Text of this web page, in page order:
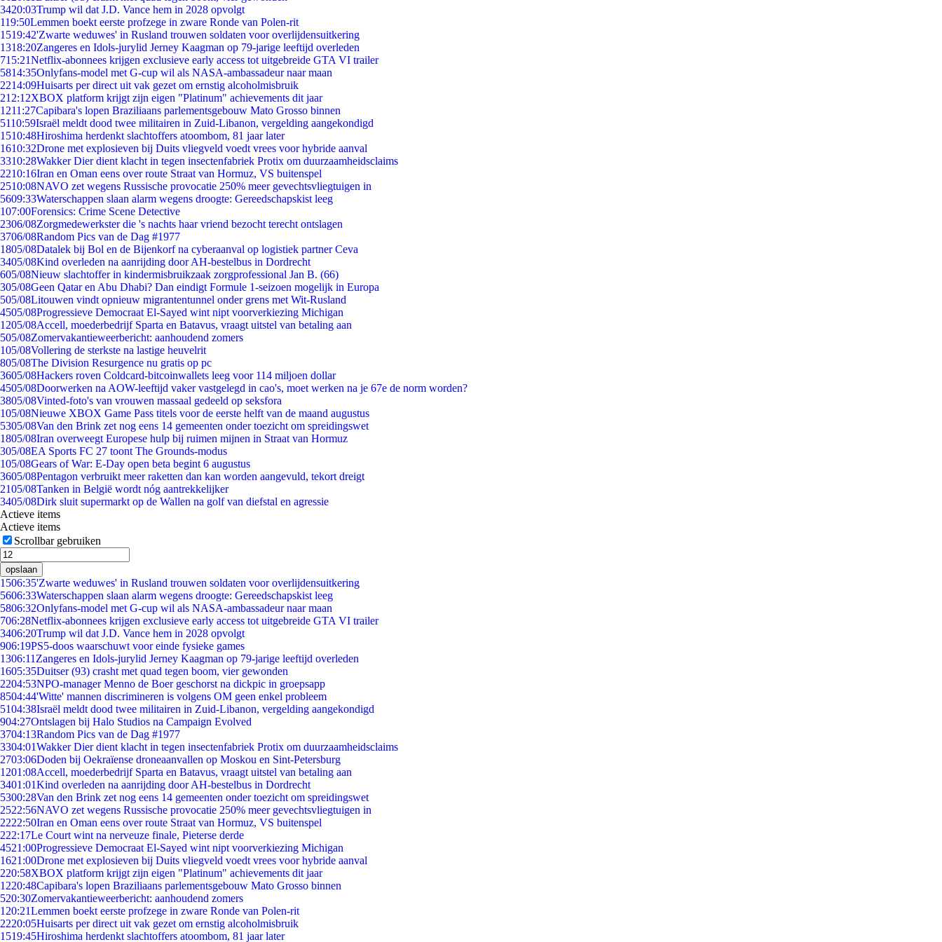
3420:03Trump wil dat J.D. Vance hem in 2028 opvolgt
119:50Lemmen boekt eerste profzege in zware Ronde van Polen-rit
1519:42'Zwarte weduwes' in Rusland trouwen soldaten voor overlijdensuitkering
1318:20Zangeres en Idols-jurylid Jerney Kaagman op 79-jarige leeftijd overleden
715:21Netflix-abonnees krijgen exclusieve early access tot uitgebreide GTA VI trailer
5814:35Onlyfans-model met G-cup wil als NASA-ambassadeur naar maan
2214:09Huisarts per direct uit vak gezet om ernstig alcoholmisbruik
212:12XBOX platform krijgt zijn eigen "Platinum" achievements dit jaar
1211:27Capibara's lopen Braziliaans parlementsgebouw Mato Grosso binnen
5110:59Israël meldt dood twee militairen in Zuid-Libanon, vergelding aangekondigd
1510:48Hiroshima herdenkt slachtoffers atoombom, 81 jaar later
1610:32Drone met explosieven bij Duits vliegveld voedt vrees voor hybride aanval
3310:28Wakker Dier dient klacht in tegen insectenfabriek Protix om duurzaamheidsclaims
2210:16Iran en Oman eens over route Straat van Hormuz, VS buitenspel
2510:08NAVO zet wegens Russische provocatie 250% meer gevechtsvliegtuigen in
5609:33Waterschappen slaan alarm wegens droogte: Gereedschapskist leeg
107:00Forensics: Crime Scene Detective
2306/08Zorgmedewerkster die 's nachts haar vriend bezocht terecht ontslagen
3706/08Random Pics van de Dag #1977
1805/08Datalek bij Bol en de Bijenkorf na cyberaanval op logistiek partner Ceva
3405/08Kind overleden na aanrijding door AH-bestelbus in Dordrecht
605/08Nieuw slachtoffer in kindermisbruikzaak zorgprofessional Jan B. (66)
305/08Geen Qatar en Abu Dhabi? Dan eindigt Formule 1-seizoen mogelijk in Europa
505/08Litouwen vindt opnieuw migrantentunnel onder grens met Wit-Rusland
4505/08Progressieve Democraat El-Sayed wint nipt voorverkiezing Michigan
1205/08Accell, moederbedrijf Sparta en Batavus, vraagt uitstel van betaling aan
505/08Zomervakantieweerbericht: aanhoudend zomers
105/08Vollering de sterkste na lastige heuvelrit
805/08The Division Resurgence nu gratis op pc
3605/08Hackers roven Coldcard-bitcoinwallets leeg voor 114 miljoen dollar
4505/08Doorwerken na AOW-leeftijd vaker vastgelegd in cao's, moet werken na je 67e de norm worden?
3805/08Vinted-foto's van vrouwen massaal gedeeld op seksfora
105/08Nieuwe XBOX Game Pass titels voor de eerste helft van de maand augustus
5305/08Van den Brink zet nog eens 14 gemeenten onder toezicht om spreidingswet
1805/08Iran overweegt Europese hulp bij ruimen mijnen in Straat van Hormuz
305/08EA Sports FC 27 toont The Grounds-modus
105/08Gears of War: E-Day open beta begint 6 augustus
3605/08Pentagon verbruikt meer raketten dan kan worden aangevuld, tekort dreigt
2105/08Tanken in België wordt nóg aantrekkelijker
3405/08Dirk sluit supermarkt op de Wallen na golf van diefstal en agressie
Actieve items
Actieve items
Scrollbar gebruiken
opslaan
1506:35'Zwarte weduwes' in Rusland trouwen soldaten voor overlijdensuitkering
5606:33Waterschappen slaan alarm wegens droogte: Gereedschapskist leeg
5806:32Onlyfans-model met G-cup wil als NASA-ambassadeur naar maan
706:28Netflix-abonnees krijgen exclusieve early access tot uitgebreide GTA VI trailer
3406:20Trump wil dat J.D. Vance hem in 2028 opvolgt
906:19PS5-doos waarschuwt voor einde fysieke games
1306:11 Zangeres en Idols-jurylid Jerney Kaagman op 79-jarige leeftijd overleden
1605:35Duitser (93) crasht met quad tegen boom, vier gewonden
2204:53NPO-manager Menno de Boer geschorst na dickpic in groepsapp
8504:44'Witte' mannen discrimineren is volgens OM geen enkel probleem
5104:38Israël meldt dood twee militairen in Zuid-Libanon, vergelding aangekondigd
904:27Ontslagen bij Halo Studios na Campaign Evolved
3704:13Random Pics van de Dag #1977
3304:01Wakker Dier dient klacht in tegen insectenfabriek Protix om duurzaamheidsclaims
2703:06Doden bij Oekraïense droneaanvallen op Moskou en Sint-Petersburg
1201:08Accell, moederbedrijf Sparta en Batavus, vraagt uitstel van betaling aan
3401:01Kind overleden na aanrijding door AH-bestelbus in Dordrecht
5300:28Van den Brink zet nog eens 14 gemeenten onder toezicht om spreidingswet
2522:56NAVO zet wegens Russische provocatie 250% meer gevechtsvliegtuigen in
2222:50Iran en Oman eens over route Straat van Hormuz, VS buitenspel
222:17Le Court wint na nerveuze finale, Pieterse derde
4521:00Progressieve Democraat El-Sayed wint nipt voorverkiezing Michigan
1621:00Drone met explosieven bij Duits vliegveld voedt vrees voor hybride aanval
220:58XBOX platform krijgt zijn eigen "Platinum" achievements dit jaar
1220:48Capibara's lopen Braziliaans parlementsgebouw Mato Grosso binnen
520:30Zomervakantieweerbericht: aanhoudend zomers
1 20:21Lemmen boekt eerste profzege in zware Ronde van Polen-rit
2220:05Huisarts per direct uit vak gezet om ernstig alcoholmisbruik
1519:45Hiroshima herdenkt slachtoffers atoombom, 81 jaar later